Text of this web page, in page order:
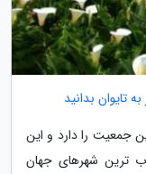
تایوان بدانید
جمعیت را دارد و این
ترین شهرهای جهان